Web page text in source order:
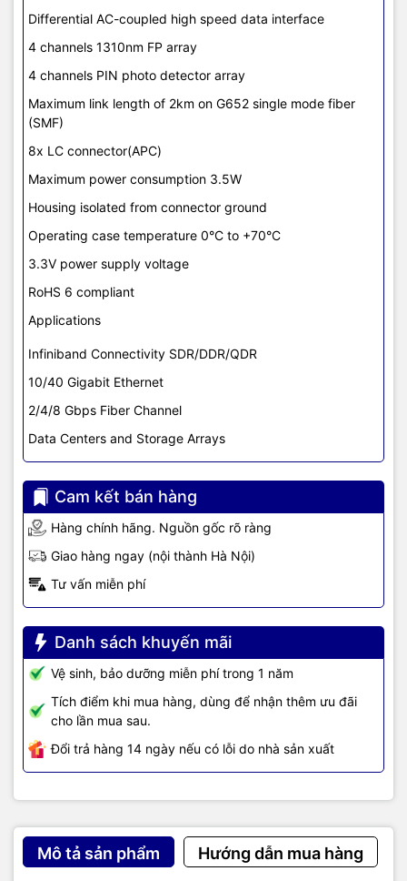
Differential AC-coupled high speed data interface
4 channels 1310nm FP array
4 channels PIN photo detector array
Maximum link length of 2km on G652 single mode fiber
(SMF)
8x LC connector(APC)
Maximum power consumption 3.5W
Housing isolated from connector ground
Operating case temperature 0°C to +70°C
3.3V power supply voltage
RoHS 6 compliant
Applications
Infiniband Connectivity SDR/DDR/QDR
10/40 Gigabit Ethernet
2/4/8 Gbps Fiber Channel
Data Centers and Storage Arrays
Cam kết bán hàng
Hàng chính hãng. Nguồn gốc rõ ràng
Giao hàng ngay (nội thành Hà Nội)
Tư vấn miễn phí
Danh sách khuyến mãi
Vệ sinh, bảo dưỡng miễn phí trong 1 năm
Tích điểm khi mua hàng, dùng để nhận thêm ưu đãi
cho lần mua sau.
Đổi trả hàng 14 ngày nếu có lỗi do nhà sản xuất
Mô tả sản phẩm Hướng dẫn mua hàng